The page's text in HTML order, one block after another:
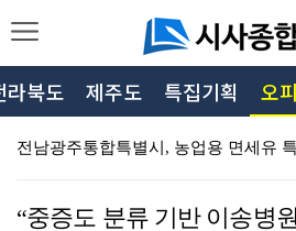
라북도 제주도 특집기획 오
“중증도 분류 기반 이송병